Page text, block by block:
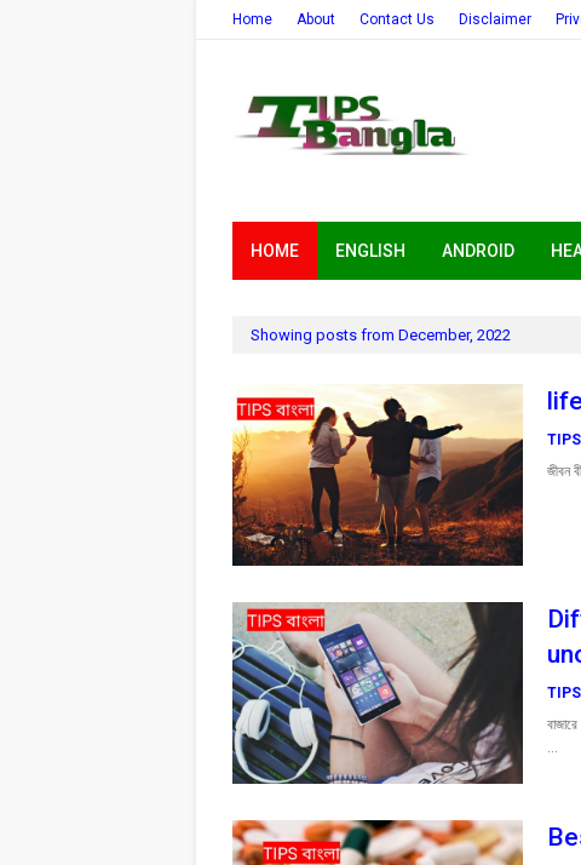
Home About Contact Us Disclaimer
HOME ENGLISH ANDROID
Showing posts from December, 2022
TIPS
জীবন
TIPS
…